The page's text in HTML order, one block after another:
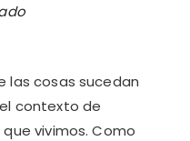
las cosas sucedan
contexto de
vivimos. Como